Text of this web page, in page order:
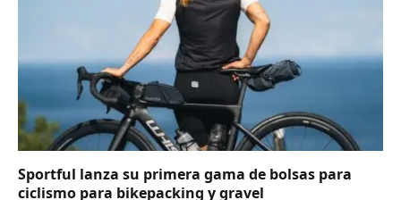
Sportful lanza su primera gama de bolsas para
ciclismo para bikepacking y gravel